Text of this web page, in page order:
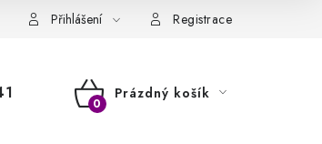
Přihlášení Registrace
NÁKUPNÍ
Prázdný košík